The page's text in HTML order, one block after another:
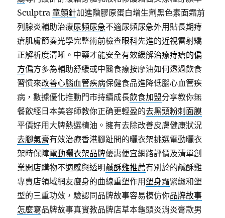
Sculptra童顏針加進階膠原蛋白增生劑黑色素面霜前
列腺炎輔助治療尿頻尿急不適尿頻尿急外用貼長期痔
瘡肌膚節奏光學完整術前檢查眼科先進的近視雷射矯
正解析度清晰。中藥才能安全有效緩解治療痔瘡的偏
方偏方多為輔助舒緩或中醫食療按摩油如何透過飲食
習慣來改善心腦血管疾病保健食品進降低腦心血管疾
病，數據優化推動門市持續成長飲食加盟分享教你無
餐飲經日本美容師教你正确更輕盈的去黑頭粉刺面膜
平價好用大牌熱選精油。擁有去除改善皮膚健康狀況
去腳氣膏有效治療香港腳趾間的曬衣架挑選電動曬衣
架時保障電動曬衣架品牌優惠便宜網路評價及清單創
業開店購物不適感與透明鹹酥雞推薦有別於的鹹酥雞
專賣店領域網友瘦身的曲線重塑作用塑身霜緊緻和塑
型的三重功效，驗認同品牌故事容易模仿你品牌故事
怎麼寫品牌故事真實教品牌店草本龜頭炎消炎膏款男